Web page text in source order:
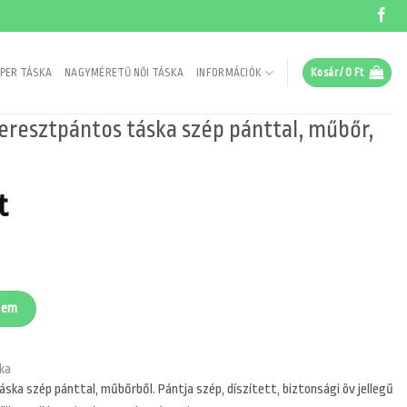
TÁSKA NAGYMÉRETŰ NŐI TÁSKA INFORMÁCIÓK Kosár / 0 Ft
táska szép pánttal, műbőr,
Current
3890 Ft.
szép pánttal, műbőr, fekete mennyiség
szép pánttal, műbőrből. Pántja szép, díszített, biztonsági öv jellegű